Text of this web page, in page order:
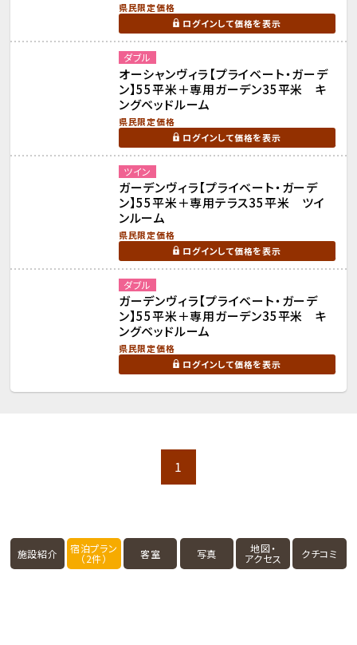
県民限定価格
ログインして価格を表示
ダブル
オーシャンヴィラ【プライベート・ガーデ
ン】55平米＋専用ガーデン35平米 キ
ングベッドルーム
県民限定価格
ログインして価格を表示
ツイン
ガーデンヴィラ【プライベート・ガーデ
ン】55平米＋専用テラス35平米 ツイ
ンルーム
県民限定価格
ログインして価格を表示
ダブル
ガーデンヴィラ【プライベート・ガーデ
ン】55平米＋専用ガーデン35平米 キ
ングベッドルーム
県民限定価格
ログインして価格を表示
1
施設紹介 宿泊プラン
（2件） 客室 写真 地図・
アクセス クチコミ